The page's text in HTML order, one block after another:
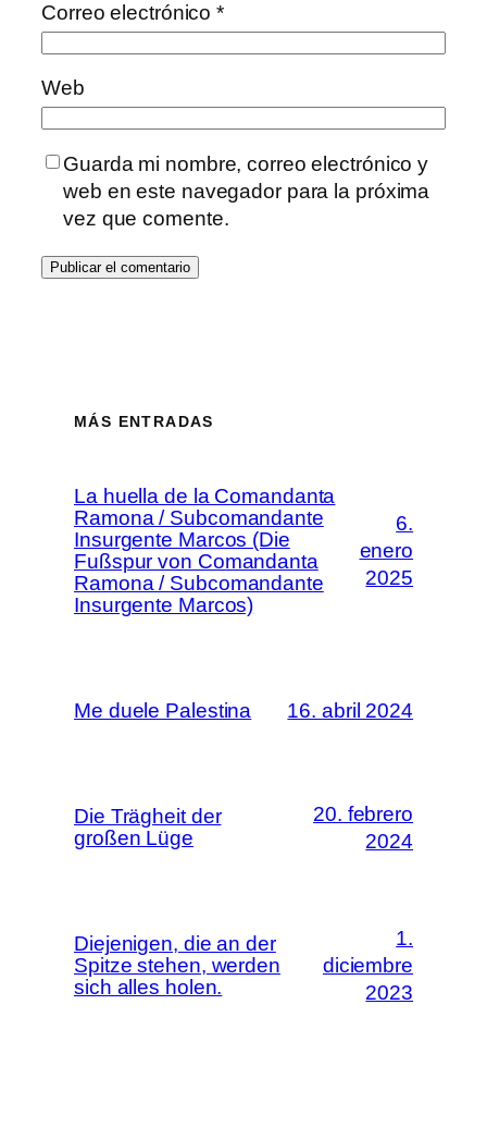
Correo electrónico*
Web
Guarda mi nombre, correo electrónico y
web en este navegador para la próxima
vez que comente.
MÁS ENTRADAS
La huella de la Comandanta
Ramona / Subcomandante
Insurgente Marcos (Die
Fußspur von Comandanta
Ramona / Subcomandante
Insurgente Marcos)
6.
enero
2025
Me duele Palestina 16. abril 2024
Die Trägheit der
großen Lüge
20. febrero
2024
Diejenigen, die an der
Spitze stehen, werden
sich alles holen.
1.
diciembre
2023